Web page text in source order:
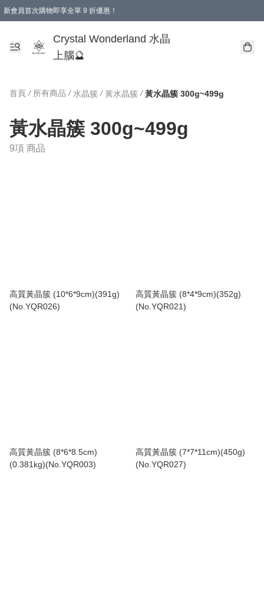
新會員首次購物即享全單 9 折優惠！
Crystal Wonderland 水晶
上腦🔮
首頁 / 所有商品 / 水晶簇 / 黃水晶簇 / 黃水晶簇 300g~499g
黃水晶簇 300g~499g
9項 商品
高質黃晶簇 (10*6*9cm)(391g)
(No.YQR026)
高質黃晶簇 (8*4*9cm)(352g)
(No.YQR021)
高質黃晶簇 (8*6*8.5cm)
(0.381kg)(No.YQR003)
高質黃晶簇 (7*7*11cm)(450g)
(No.YQR027)